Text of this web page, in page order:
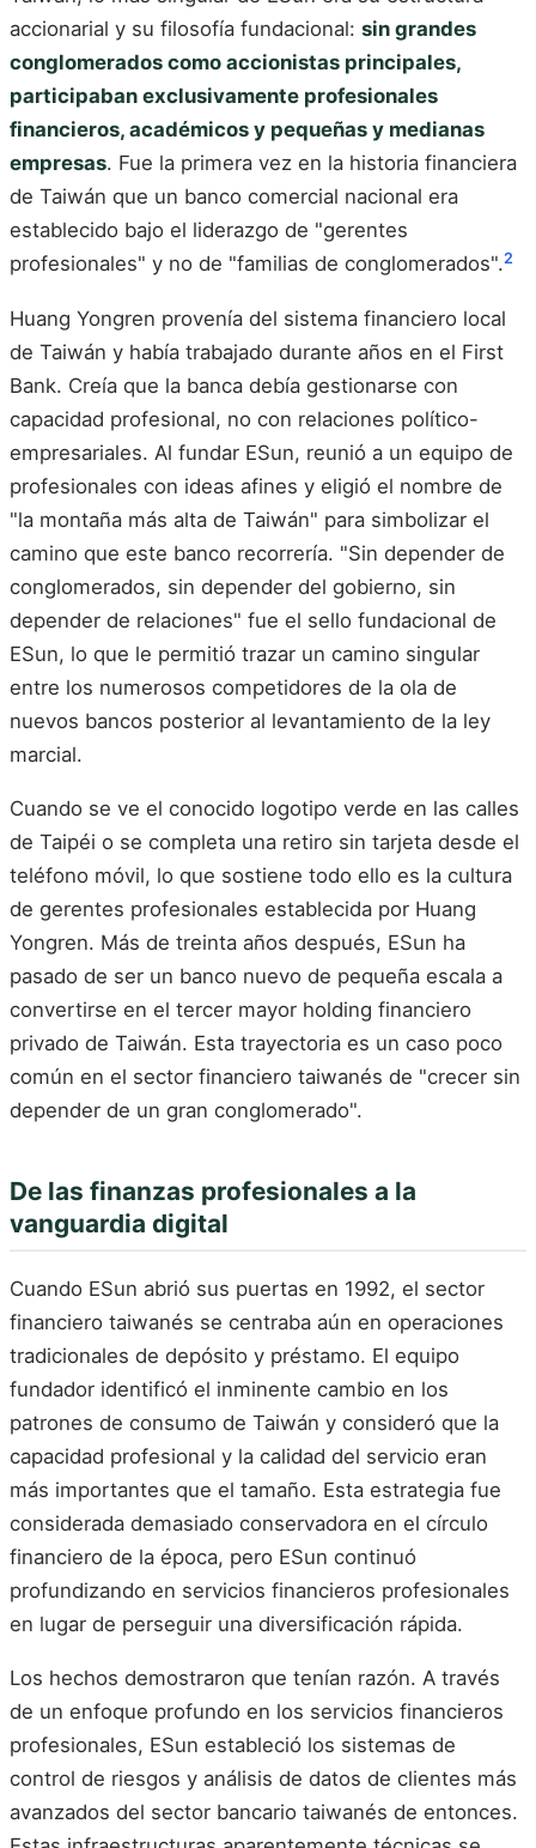
accionarial y su filosofía fundacional: sin grandes
conglomerados como accionistas principales,
participaban exclusivamente profesionales
financieros, académicos y pequeñas y medianas
empresas. Fue la primera vez en la historia financiera
de Taiwán que un banco comercial nacional era
establecido bajo el liderazgo de "gerentes
profesionales" y no de "familias de conglomerados".2
Huang Yongren provenía del sistema financiero local
de Taiwán y había trabajado durante años en el First
Bank. Creía que la banca debía gestionarse con
capacidad profesional, no con relaciones político-
empresariales. Al fundar ESun, reunió a un equipo de
profesionales con ideas afines y eligió el nombre de
"la montaña más alta de Taiwán" para simbolizar el
camino que este banco recorrería. "Sin depender de
conglomerados, sin depender del gobierno, sin
depender de relaciones" fue el sello fundacional de
ESun, lo que le permitió trazar un camino singular
entre los numerosos competidores de la ola de
nuevos bancos posterior al levantamiento de la ley
marcial.
Cuando se ve el conocido logotipo verde en las calles
de Taipéi o se completa una retiro sin tarjeta desde el
teléfono móvil, lo que sostiene todo ello es la cultura
de gerentes profesionales establecida por Huang
Yongren. Más de treinta años después, ESun ha
pasado de ser un banco nuevo de pequeña escala a
convertirse en el tercer mayor holding financiero
privado de Taiwán. Esta trayectoria es un caso poco
común en el sector financiero taiwanés de "crecer sin
depender de un gran conglomerado".
De las finanzas profesionales a la
vanguardia digital
Cuando ESun abrió sus puertas en 1992, el sector
financiero taiwanés se centraba aún en operaciones
tradicionales de depósito y préstamo. El equipo
fundador identificó el inminente cambio en los
patrones de consumo de Taiwán y consideró que la
capacidad profesional y la calidad del servicio eran
más importantes que el tamaño. Esta estrategia fue
considerada demasiado conservadora en el círculo
financiero de la época, pero ESun continuó
profundizando en servicios financieros profesionales
en lugar de perseguir una diversificación rápida.
Los hechos demostraron que tenían razón. A través
de un enfoque profundo en los servicios financieros
profesionales, ESun estableció los sistemas de
control de riesgos y análisis de datos de clientes más
avanzados del sector bancario taiwanés de entonces.